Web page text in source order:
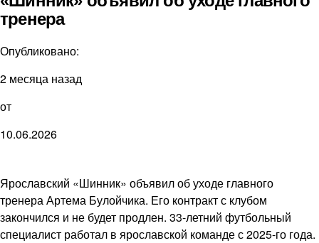
тренера
Опубликовано:
2 месяца назад
от
10.06.2026
Ярославский «Шинник» объявил об уходе главного
тренера Артема Булойчика. Его контракт с клубом
закончился и не будет продлен. 33-летний футбольный
специалист работал в ярославской команде с 2025-го года.